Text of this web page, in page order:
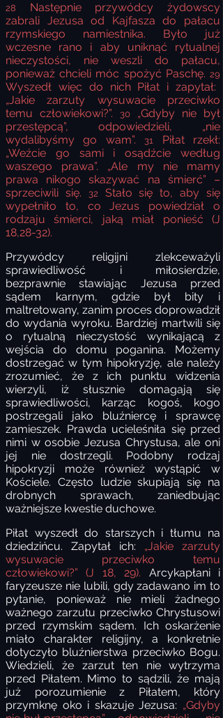
28
Następnie przywódcy żydowscy
zabrali Jezusa od Kajfasza do pałacu
rzymskiego namiestnika. Było już
wczesne rano i aby uniknąć rytualnej
nieczystości, nie weszli do pałacu,
ponieważ chcieli móc spożyć Paschę. 29
Wyszedł więc do nich Piłat i zapytał:
„Jakie zarzuty wysuwacie przeciwko
temu człowiekowi?”.
30 „Gdyby nie był
przestępcą”, odpowiedzieli, „nie
wydalibyśmy go wam”.
31
Piłat rzekł:
„Weźcie go sami i osądźcie według
waszego prawa”. „Ale my nie mamy
prawa nikogo skazywać na śmierć” –
sprzeciwili się.
32Stało się to, aby się
wypełniło to, co Jezus powiedział o
rodzaju śmierci, jaką miał ponieść (J
18,28-32).
Przywódcy religijni zlekceważyli
sprawiedliwość i miłosierdzie,
bezprawnie stawiając Jezusa przed
sądem karnym, gdzie był bity i
maltretowany, zanim proces doprowadził
do wydania wyroku. Bardziej martwili się
o rytualną nieczystość wynikającą z
wejścia do domu poganina. Możemy
dostrzegać w tym hipokryzję, ale należy
zrozumieć, że z ich punktu widzenia
wierzyli, iż słusznie domagają się
sprawiedliwości, karząc kogoś, kogo
postrzegali jako bluźniercę i sprawcę
zamieszek. Prawda ucieleśniła się przed
nimi w osobie Jezusa Chrystusa, ale oni
jej nie dostrzegli. Podobny rodzaj
hipokryzji może również wystąpić w
Kościele. Często ludzie skupiają się na
drobnych sprawach, zaniedbując
ważniejsze kwestie duchowe.
Piłat wyszedł do starszych i tłumu na
dziedzińcu. Zapytał ich: „Jakie zarzuty
wysuwacie przeciwko temu
człowiekowi?” (J 18, 29). Arcykapłani i
faryzeusze nie lubili, gdy zadawano im to
pytanie, ponieważ nie mieli żadnego
ważnego zarzutu przeciwko Chrystusowi
przed rzymskim sądem. Ich oskarżenie
miało charakter religijny, a konkretnie
dotyczyło bluźnierstwa przeciwko Bogu.
Wiedzieli, że zarzut ten nie wytrzyma
przed Piłatem. Mimo to sądzili, że mają
już porozumienie z Piłatem, który
przymknę oko i skazuje Jezusa: „Gdyby